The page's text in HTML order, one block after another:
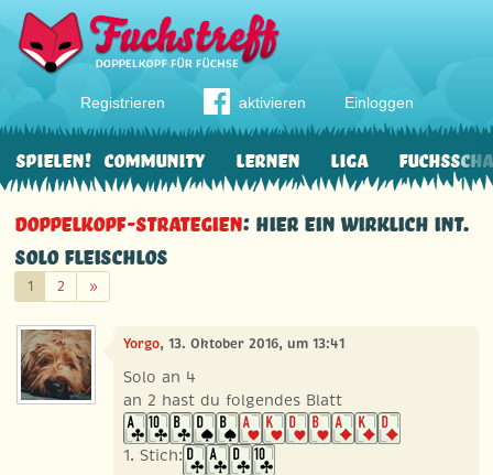
Registrieren aktivieren Einloggen
Community Lernen Liga
Spielen!
Doppelkopf-Strategien: Hier ein wirklich Int.
Solo Fleischlos
1 2 »Weiter
Yorgo, 13. Oktober 2016, um 13:41
Solo an 4
an 2 hast du folgendes Blatt
1. Stich: